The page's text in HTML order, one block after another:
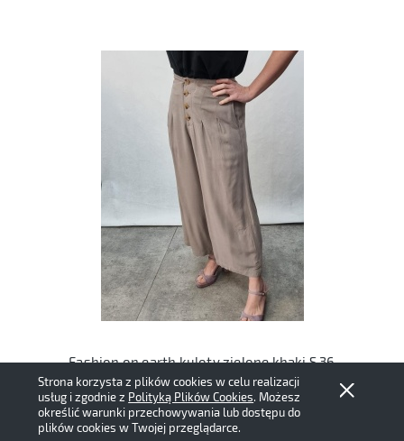
Strona korzysta z plików cookies w celu realizacji
usług i zgodnie z Polityką Plików Cookies. Możesz
określić warunki przechowywania lub dostępu do
plików cookies w Twojej przeglądarce.
Fashion on earth kuloty zielone khaki S 36
65,00 zł
Do koszyka